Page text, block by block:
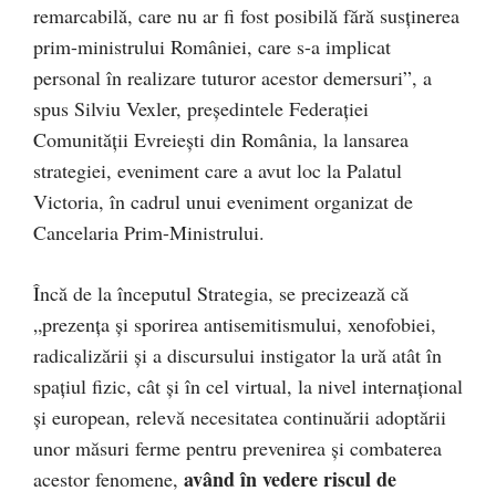
remarcabilă, care nu ar fi fost posibilă fără susținerea
prim-ministrului României, care s-a implicat
personal în realizare tuturor acestor demersuri”, a
spus Silviu Vexler, președintele Federației
Comunității Evreiești din România, la lansarea
strategiei, eveniment care a avut loc la Palatul
Victoria, în cadrul unui eveniment organizat de
Cancelaria Prim-Ministrului.
Încă de la începutul Strategia, se precizează că
„prezența și sporirea antisemitismului, xenofobiei,
radicalizării și a discursului instigator la ură atât în
spațiul fizic, cât și în cel virtual, la nivel internațional
și european, relevă necesitatea continuării adoptării
unor măsuri ferme pentru prevenirea și combaterea
acestor fenomene, având în vedere riscul de